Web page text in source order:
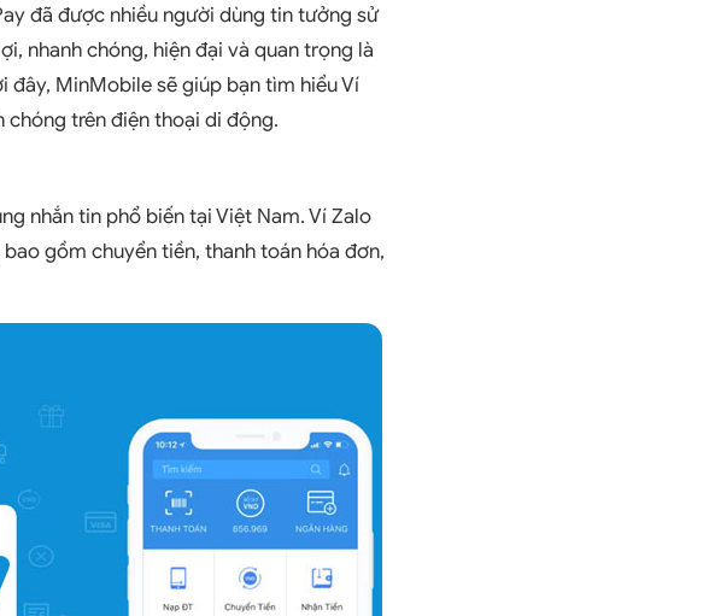
đã được nhiều người dùng tin tưởng sử
nhanh chóng, hiện đại và quan trọng là
đây, MinMobile sẽ giúp bạn tìm hiểu Ví
chóng trên điện thoại di động.
nhắn tin phổ biến tại Việt Nam. Ví Zalo
gồm chuyển tiền, thanh toán hóa đơn,